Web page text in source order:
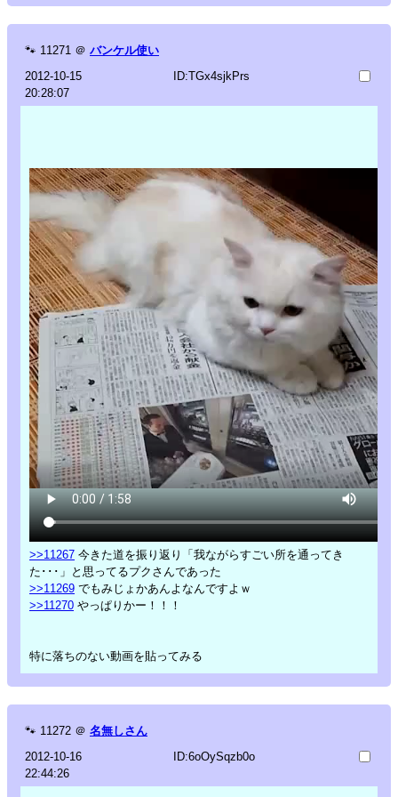
🐾 11271 ＠ バンケル使い
2012-10-15
20:28:07
ID:TGx4sjkPrs
>>11267 今きた道を振り返り「我ながらすごい所を通ってき
た･･･」と思ってるプクさんであった
>>11269 でもみじょかあんよなんですよｗ
>>11270 やっぱりかー！！！
特に落ちのない動画を貼ってみる
🐾 11272 ＠ 名無しさん
2012-10-16
22:44:26
ID:6oOySqzb0o